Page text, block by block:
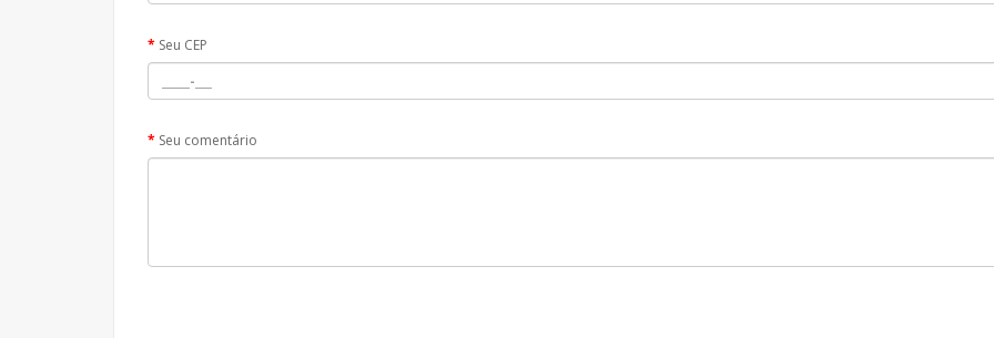
Seu CEP
Seu comentário